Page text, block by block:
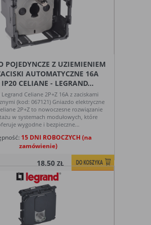
tym, jak użytkownicy korzystają z
witryny. Mogą one dotyczyć najczęściej
odwiedzanych stron lub ewentualnych
komunikatów o błędach wyświetlanych
na niektórych stronach. Pliki cookie
służące do zapisywania tzw. "stanu
sesji" pomagają ulepszać usługi i
zwiększać komfort przeglądania stron
umożliwiają sprawne działanie samej
witryny oraz dostępnych na niej funkcji
umożliwiają wyświetlanie reklam, które
są bardziej interesujące dla
użytkowników, a jednocześnie bardziej
wartościowe dla wydawców i
reklamodawców, personalizować
reklamy, mogą być używane również do
wyświetlania reklam poza stronami
witryny (domeny)
umożliwiają dostosowanie
wyświetlanych informacji do lokalizacji
użytkownika
umożliwiają właścicielom witryn lepiej
POJEDYNCZE Z UZIEMIENIEM
AUTOMATYCZNE 16A
CELIANE - LEGRAND...
Celiane 2P+Z 16A z zaciskami
(kod: 067121) Gniazdo elektryczne
2P+Z to nowoczesne rozwiązanie
w systemach modułowych, które
wygodne i bezpieczne...
15 DNI ROBOCZYCH (na
zamówienie)
18,50ZŁ